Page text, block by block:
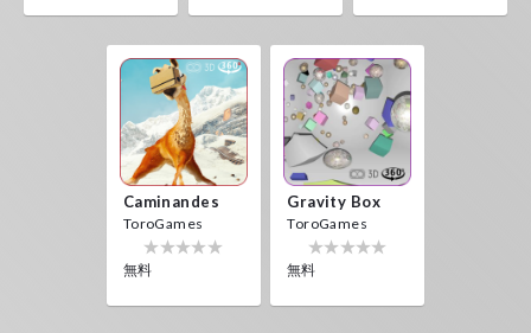
Caminandes
ToroGames
無料
Gravity Box
ToroGames
無料